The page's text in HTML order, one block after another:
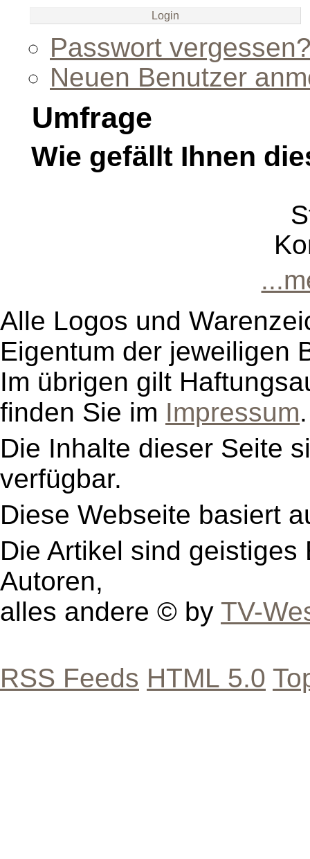
Passwort
Neuen Benutzer
Umfrage
Wie gefällt Ihnen
Alle Logos und
Eigentum der jeweiligen
Im übrigen gilt
finden Sie im Impressum.
Die Inhalte dieser Seite
verfügbar.
Diese Webseite basiert
Die Artikel sind
Autoren,
alles andere © by TV-
RSS Feeds HTML 5.0